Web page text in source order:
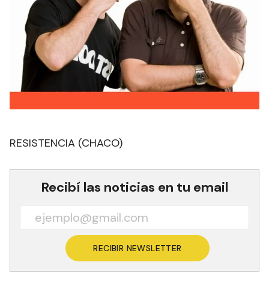
RESISTENCIA (CHACO)
Recibí las noticias en tu email
RECIBIR NEWSLETTER